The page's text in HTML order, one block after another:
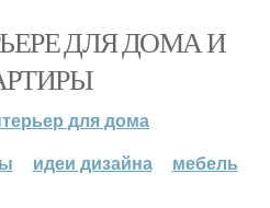
ДЛЯ ДОМА И
для дома
идеи дизайна мебель